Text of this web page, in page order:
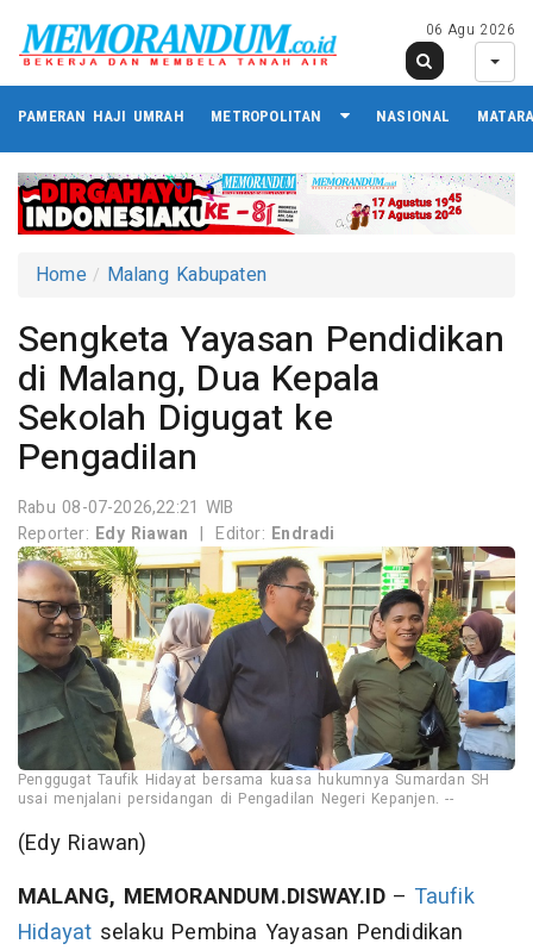
06 Agu 2026
PAMERAN HAJI UMRAH METROPOLITAN NASIONAL
Home Malang Kabupaten
Sengketa Yayasan Pendidikan
di Malang, Dua Kepala
Sekolah Digugat ke
Pengadilan
Rabu 08-07-2026,22:21 WIB
Reporter: Edy Riawan | Editor: Endradi
Penggugat Taufik Hidayat bersama kuasa hukumnya Sumardan SH
usai menjalani persidangan di Pengadilan Negeri Kepanjen. --
(Edy Riawan)
MALANG, MEMORANDUM.DISWAY.ID– Taufik
Hidayat selaku Pembina Yayasan Pendidikan